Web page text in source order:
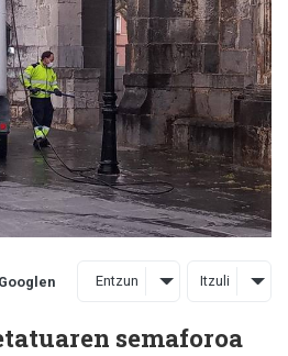
Entzun Itzuli
semaforoa